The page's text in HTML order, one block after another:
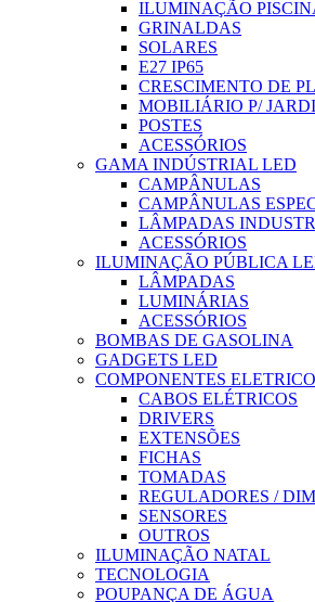
ILUMINAÇÃO
GRINALDAS
SOLARES
E27 IP65
CRESCIMENTO DE
MOBILIÁRIO P/
POSTES
ACESSÓRIOS
GAMA INDÚSTRIAL LED
CAMPÂNULAS
CAMPÂNULAS
LÂMPADAS
ACESSÓRIOS
ILUMINAÇÃO PÚBLICA
LÂMPADAS
LUMINÁRIAS
ACESSÓRIOS
BOMBAS DE GASOLINA
GADGETS LED
COMPONENTES
CABOS ELÉTRICOS
DRIVERS
EXTENSÕES
FICHAS
TOMADAS
REGULADORES /
SENSORES
OUTROS
ILUMINAÇÃO NATAL
TECNOLOGIA
POUPANÇA DE ÁGUA